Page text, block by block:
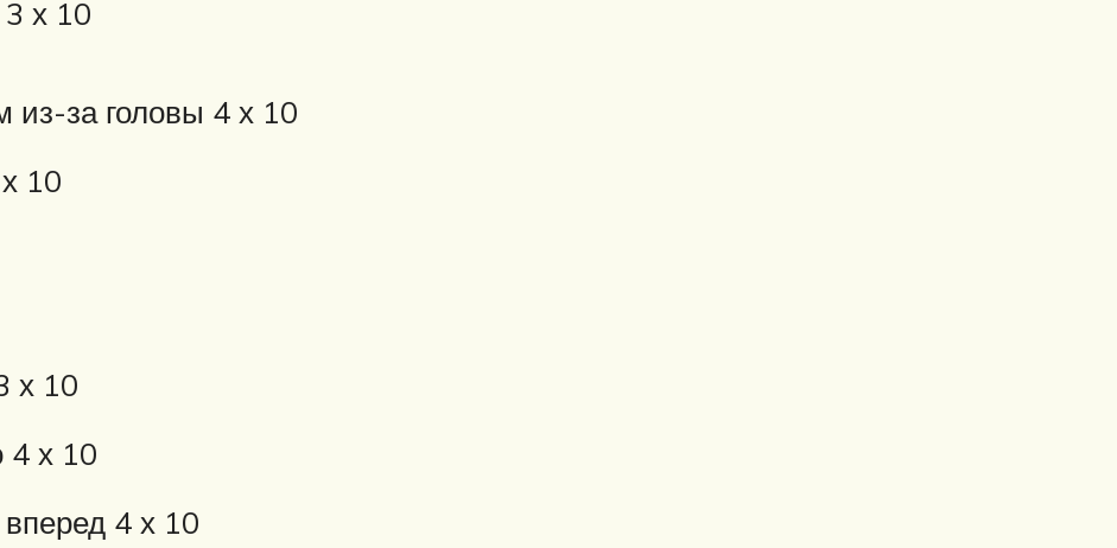
х 10
из-за головы 4 х 10
10
х 10
х 10
4 х 10